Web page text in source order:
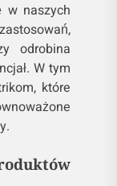
w naszych
odrobina
W tym
które